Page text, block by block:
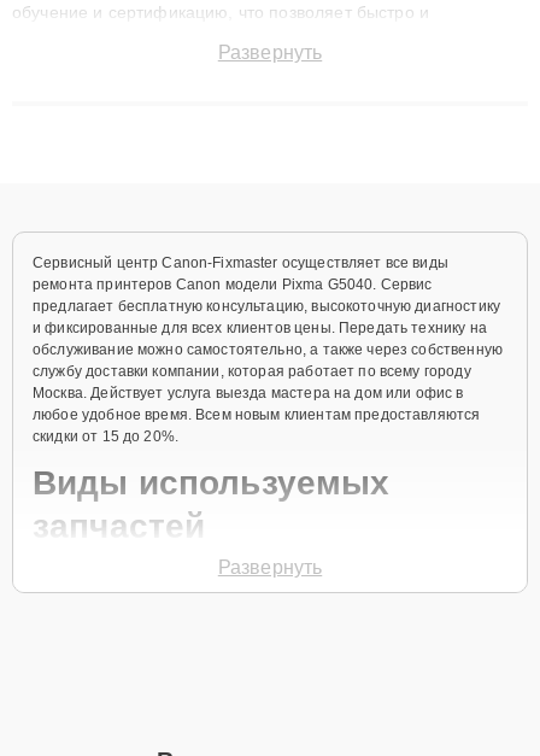
обучение и сертификацию, что позволяет быстро и
сохранением гарантии до 3 лет. Наши мастера решают
Развернуть
Сервисный центр Canon-Fixmaster осуществляет все виды
ремонта принтеров Canon модели Pixma G5040. Сервис
предлагает бесплатную консультацию, высокоточную диагностику
и фиксированные для всех клиентов цены. Передать технику на
обслуживание можно самостоятельно, а также через собственную
службу доставки компании, которая работает по всему городу
Москва. Действует услуга выезда мастера на дом или офис в
любое удобное время. Всем новым клиентам предоставляются
скидки от 15 до 20%.
Виды используемых
запчастей
Для ремонта принтера модели Pixma G5040 предлагаются как
Развернуть